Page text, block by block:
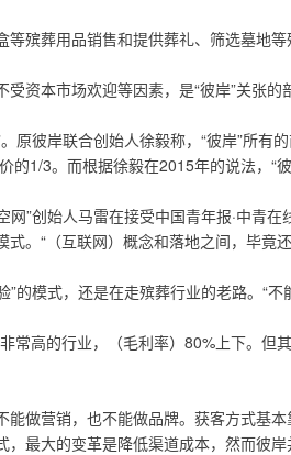
殡葬用品销售和提供葬礼、筛选墓地
资本市场欢迎等因素，是“彼岸”关张的
原彼岸联合创始人徐毅称，“彼岸”所
1/3。而根据徐毅在2015年的说法，“
网”创始人马雷在接受中国青年报·中青
。“（互联网）概念和落地之间，毕竟还
”的模式，还是在走殡葬行业的老路。“
常高的行业，（毛利率）80%上下。
做营销，也不能做品牌。获客方式基
最大的变革是降低渠道成本，然而彼岸